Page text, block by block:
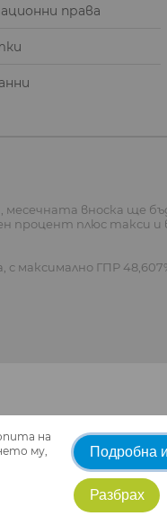
права
вноска ще
процент плюс такси и
с максимално ГПР
BGR00106 със
на
му,
Подробна
Разбрах